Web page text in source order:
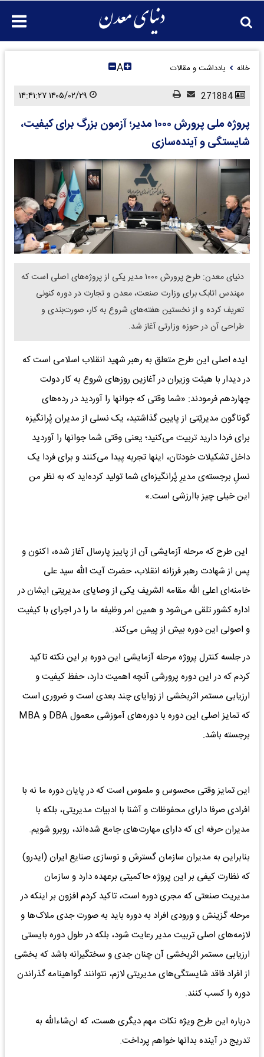
خانه یادداشت و مقالات A
پروژه ملی پرورش ۱۰۰۰ مدیر؛ آزمون بزرگ برای کیفیت،
شایستگی و آینده‌سازی
دنیای معدن: طرح پرورش ۱۰۰۰ مدیر یکی از پروژه‌های اصلی است که
مهندس اتابک برای وزارت صنعت، معدن و تجارت در دوره کنونی
تعریف کرده و از نخستین هفته‌های شروع به کار، صورت‌بندی و
طراحی آن در حوزه وزارتی آغاز شد.
ایده اصلی این طرح متعلق به رهبر شهید انقلاب اسلامی است که
در دیدار با هیئت وزیران در آغازین روزهای شروع به کار دولت
چهاردهم فرمودند: «شما وقتی که جوانها را آوردید در رده‌های
گوناگون مدیریّتی از پایین گذاشتید، یک نسلی از مدیران پُرانگیزه
برای فردا دارید تربیت می‌کنید؛ یعنی وقتی شما جوانها را آوردید
داخل تشکیلات خودتان، اینها تجربه پیدا می‌کنند و برای فردا یک
نسلِ برجسته‌ی مدیرِ پُرانگیزه‌ای شما تولید کرده‌اید که به نظر من
این خیلی چیز باارزشی است.»
این طرح که مرحله آزمایشی آن از پاییز پارسال آغاز شده، اکنون و
پس از شهادت رهبر فرزانه انقلاب، حضرت آیت الله سید علی
خامنه‌ای اعلی الله مقامه الشریف یکی از وصایای مدیریتی ایشان در
اداره کشور تلقی می‌شود و همین امر وظیفه ما را در اجرای با کیفیت
و اصولی این دوره بیش از پیش می‌کند.
‌در جلسه کنترل پروژه مرحله آزمایشی این دوره بر این نکته تاکید
کردم که در این دوره پرورشی آنچه اهمیت دارد، حفظ کیفیت و
ارزیابی مستمر اثربخشی از زوایای چند بعدی است و ضروری است
که تمایز اصلی این دوره با دوره‌های آموزشی معمول DBA و MBA
برجسته باشد.
این تمایز وقتی محسوس و ملموس است که در پایان دوره ما نه با
افرادی صرفا دارای محفوظات و آشنا با ادبیات مدیریتی، بلکه با
مدیران حرفه ای که دارای مهارت‌های جامع شده‌اند، روبرو شویم.
بنابراین به مدیران سازمان گسترش و نوسازی صنایع ایران (ایدرو)
که نظارت کیفی بر این پروژه حاکمیتی برعهده دارد و سازمان
مدیریت صنعتی که مجری دوره است، تاکید کردم افزون بر اینکه در
مرحله گزینش و ورودی افراد به دوره باید به صورت جدی ملاک‌ها و
لازمه‌های اصلی تربیت مدیر رعایت شود، بلکه در طول دوره بایستی
ارزیابی مستمر اثربخشی آن چنان جدی و سختگیرانه باشد که بخشی
از افراد فاقد شایستگی‌های مدیریتی لازم، نتوانند گواهینامه گذراندن
دوره را کسب کنند.
درباره این طرح ویژه نکات مهم دیگری هست، که ان‌شاءالله به
تدریج در آینده بدانها خواهم پرداخت.